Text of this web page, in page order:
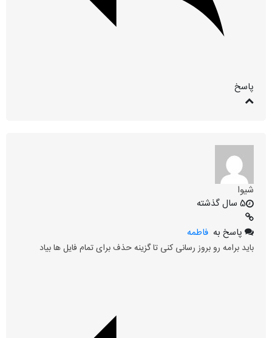
پاسخ
شیوا
5 سال گذشته
پاسخ به فاطمه
باید برامه رو بروز رسانی کنی تا گزینه حذف برای تمام فایل ها بیاد